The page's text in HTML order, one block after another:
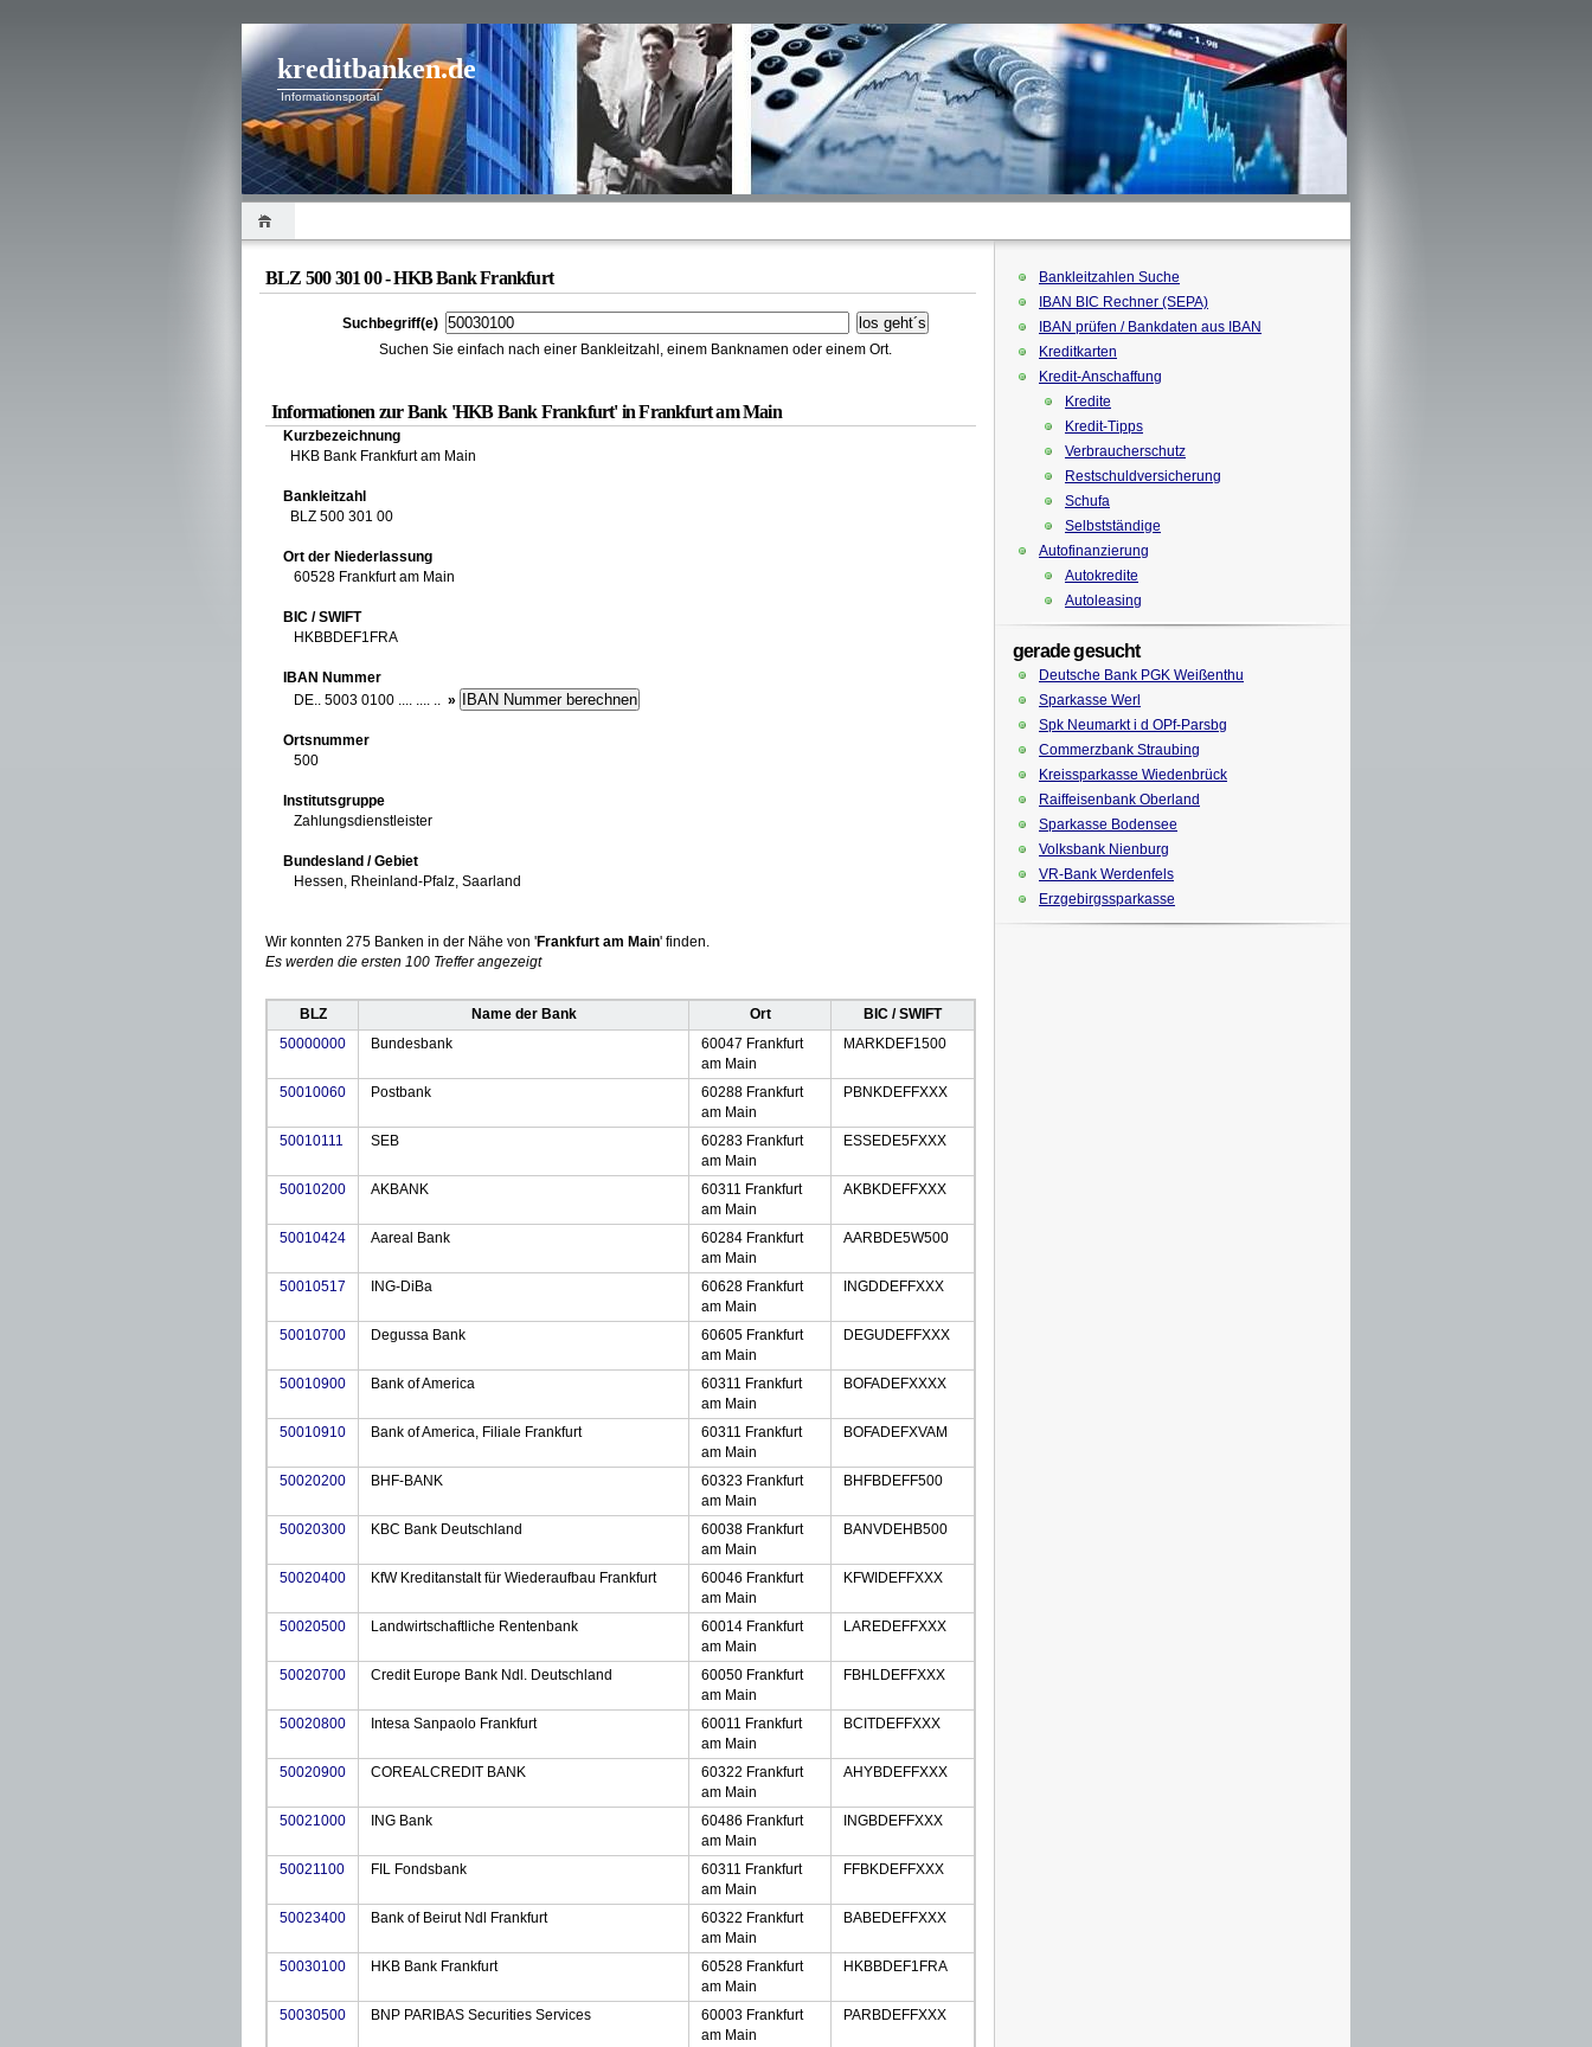
kreditbanken.de
Informationsportal
BLZ 500 301 00 - HKB Bank Frankfurt
Suchbegriff(e)
Suchen Sie einfach nach einer Bankleitzahl, einem Banknamen oder einem Ort.
Informationen zur Bank 'HKB Bank Frankfurt' in Frankfurt am Main
Kurzbezeichnung
HKB Bank Frankfurt am Main
Bankleitzahl
BLZ 500 301 00
Ort der Niederlassung
60528 Frankfurt am Main
BIC / SWIFT
HKBBDEF1FRA
IBAN Nummer
DE.. 5003 0100 .... .... .. »
Ortsnummer
500
Institutsgruppe
Zahlungsdienstleister
Bundesland / Gebiet
Hessen, Rheinland-Pfalz, Saarland
Wir konnten 275 Banken in der Nähe von 'Frankfurt am Main' finden.
Es werden die ersten 100 Treffer angezeigt
BLZ Name der Bank Ort
BIC / SWIFT
50000000
Bundesbank
60047 Frankfurt
am Main
MARKDEF1500
50010060 Postbank
60288 Frankfurt
am Main
PBNKDEFFXXX
50010111 SEB
60283 Frankfurt
am Main
ESSEDE5FXXX
50010200 AKBANK
60311 Frankfurt
am Main
AKBKDEFFXXX
50010424 Aareal Bank
60284 Frankfurt
am Main
AARBDE5W500
50010517 ING-DiBa
60628 Frankfurt
am Main
INGDDEFFXXX
50010700 Degussa Bank
60605 Frankfurt
am Main
DEGUDEFFXXX
50010900 Bank of America
60311 Frankfurt
am Main
BOFADEFXXXX
50010910 Bank of America, Filiale Frankfurt
60311 Frankfurt
am Main
BOFADEFXVAM
50020200 BHF-BANK
60323 Frankfurt
am Main
BHFBDEFF500
50020300 KBC Bank Deutschland
60038 Frankfurt
am Main
BANVDEHB500
50020400 KfW Kreditanstalt für Wiederaufbau Frankfurt
60046 Frankfurt
am Main
KFWIDEFFXXX
50020500 Landwirtschaftliche Rentenbank
60014 Frankfurt
am Main
LAREDEFFXXX
50020700 Credit Europe Bank Ndl. Deutschland
60050 Frankfurt
am Main
FBHLDEFFXXX
50020800 Intesa Sanpaolo Frankfurt
60011 Frankfurt
am Main
BCITDEFFXXX
50020900 COREALCREDIT BANK
60322 Frankfurt
am Main
AHYBDEFFXXX
50021000 ING Bank
60486 Frankfurt
am Main
INGBDEFFXXX
50021100 FIL Fondsbank
60311 Frankfurt
am Main
FFBKDEFFXXX
50023400 Bank of Beirut Ndl Frankfurt
60322 Frankfurt
am Main
BABEDEFFXXX
50030100 HKB Bank Frankfurt
60528 Frankfurt
am Main
HKBBDEF1FRA
50030500 BNP PARIBAS Securities Services
60003 Frankfurt
am Main
PARBDEFFXXX
Bankleitzahlen Suche
IBAN BIC Rechner (SEPA)
IBAN prüfen / Bankdaten aus IBAN
Kreditkarten
Kredit-Anschaffung
Kredite
Kredit-Tipps
Verbraucherschutz
Restschuldversicherung
Schufa
Selbstständige
Autofinanzierung
Autokredite
Autoleasing
gerade gesucht
Deutsche Bank PGK Weißenthu
Sparkasse Werl
Spk Neumarkt i d OPf-Parsbg
Commerzbank Straubing
Kreissparkasse Wiedenbrück
Raiffeisenbank Oberland
Sparkasse Bodensee
Volksbank Nienburg
VR-Bank Werdenfels
Erzgebirgssparkasse